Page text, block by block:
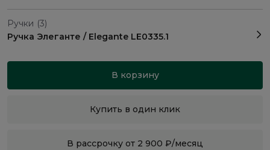
Ручки (3)
Ручка Элеганте / Elegante LE0335.1
В корзину
Купить в один клик
В рассрочку от 2 900 ₽/месяц